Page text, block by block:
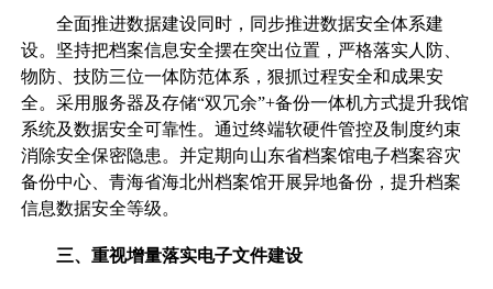
全面推进数据建设同时，同步推进数据安全体系建
设。坚持把档案信息安全摆在突出位置，严格落实人防、
物防、技防三位一体防范体系，狠抓过程安全和成果安
全。采用服务器及存储“双冗余”+备份一体机方式提升我馆
系统及数据安全可靠性。通过终端软硬件管控及制度约束
消除安全保密隐患。并定期向山东省档案馆电子档案容灾
备份中心、青海省海北州档案馆开展异地备份，提升档案
信息数据安全等级。
三、重视增量落实电子文件建设